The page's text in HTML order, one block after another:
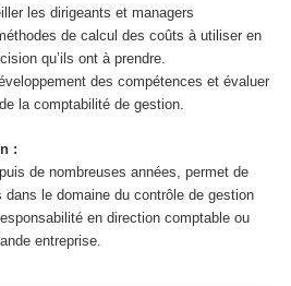
les dirigeants et managers
de calcul des coûts à utiliser en
qu’ils ont à prendre.
des compétences et évaluer
la comptabilité de gestion.
:
de nombreuses années, permet de
le domaine du contrôle de gestion
en direction comptable ou
entreprise.